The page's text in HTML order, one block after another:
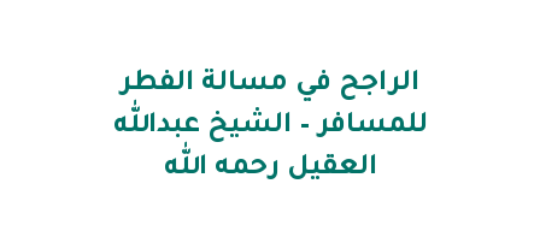
الراجح في مسالة الفطر
للمسافر – الشيخ عبدالله
العقيل رحمه الله